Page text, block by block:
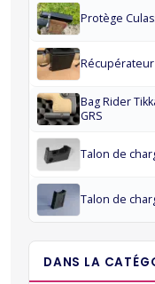
Protège
Récupérateur
Bag Rider
GRS
Talon de
Talon de
DANS LA